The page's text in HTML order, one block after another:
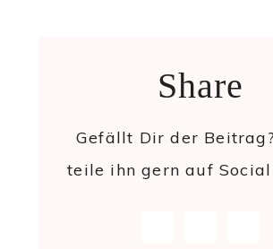
Share
Gefällt Dir der
teile ihn gern auf